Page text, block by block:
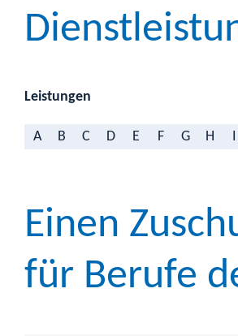
Leistungen
A B C D E F G H
Einen
für Berufe